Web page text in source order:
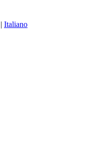
| Italiano